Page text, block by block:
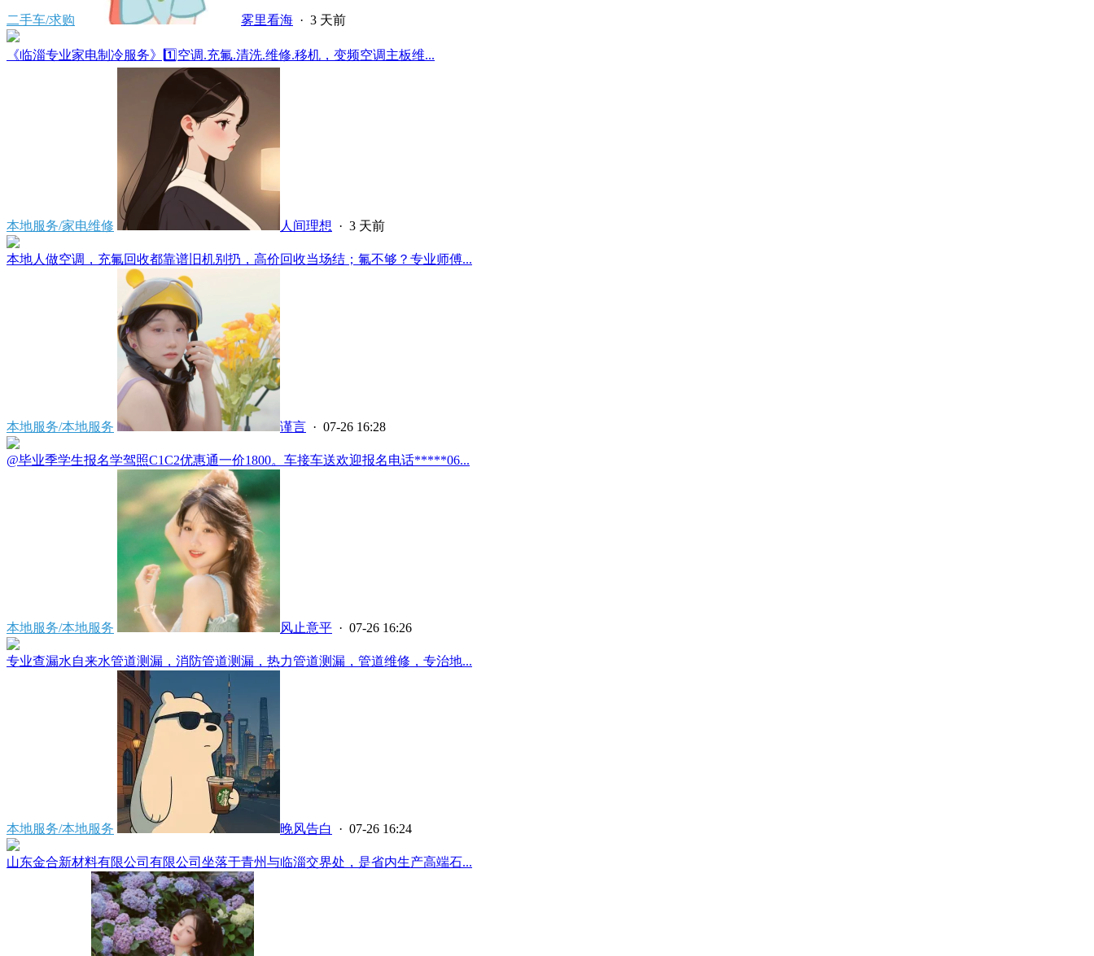
二手车/求购 雾里看海 · 3 天前
《临淄专业家电制冷服务》1️⃣空调.充氟.清洗.维修.移机，变频空调主板维...
本地服务/家电维修 人间理想 · 3 天前
本地人做空调，充氟回收都靠谱旧机别扔，高价回收当场结；氟不够？专业师傅...
本地服务/本地服务 谨言 · 07-26 16:28
@毕业季学生报名学驾照C1C2优惠通一价1800。车接车送欢迎报名电话*****06...
本地服务/本地服务 风止意平 · 07-26 16:26
专业查漏水自来水管道测漏，消防管道测漏，热力管道测漏，管道维修，专治地...
本地服务/本地服务 晚风告白 · 07-26 16:24
山东金合新材料有限公司有限公司坐落于青州与临淄交界处，是省内生产高端石...